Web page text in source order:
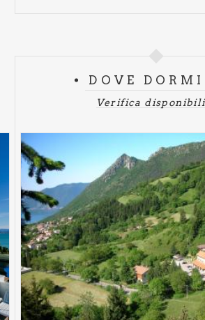
DOVE
Verifica